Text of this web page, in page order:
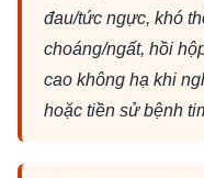
đau/tức ngực, khó
choáng/ngất, hồi
cao không hạ khi
hoặc tiền sử bệnh